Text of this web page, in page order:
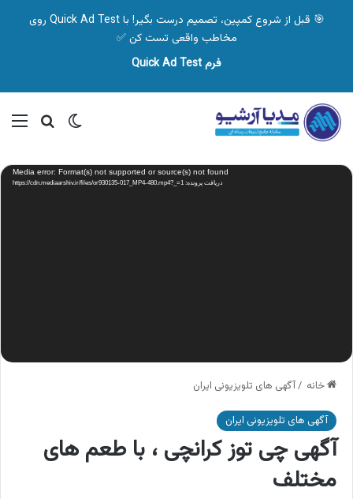
🎯 قبل از شروع کمپین، تصمیم درست بگیر! با Quick Ad Test روی
مخاطب واقعی تست کن ✅
فرم Quick Ad Test
تغییر پوسته
نمایشگر
ویدیو Media error: Format(s) not supported or source(s) not found
دریافت پرونده: https://cdn.mediaarshiv.ir/files/or930135-017_MP4-480.mp4?_=1
خانه /آگهی های تلویزیونی ایران
آگهی های تلویزیونی ایران
آگهی چی توز کرانچی ، با طعم های
مختلف